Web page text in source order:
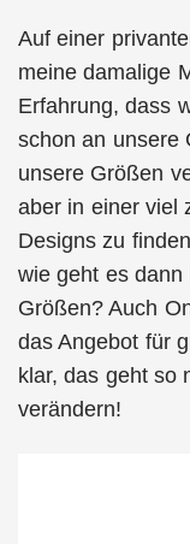
Auf einer
meine damalige
Erfahrung, dass
schon an unsere
unsere Größen
aber in einer viel
Designs zu
wie geht es
Größen? Auch
das Angebot für
klar, das geht so
verändern!